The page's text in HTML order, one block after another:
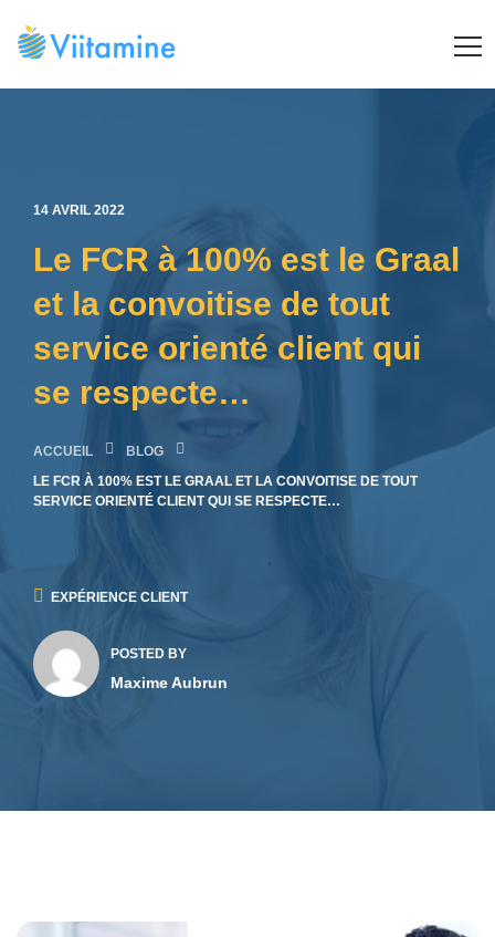
14 AVRIL 2022
Le FCR à 100% est le Graal
et la convoitise de tout
service orienté client qui
se respecte…
ACCUEIL
LE FCR À 100% EST LE GRAAL ET LA CONVOITISE DE TOUT
SERVICE ORIENTÉ CLIENT QUI SE RESPECTE…
EXPÉRIENCE CLIENT
POSTED BY
Maxime Aubrun